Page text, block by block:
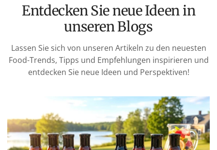
r
e
P
r
e
Entdecken Sie neue Ideen in
unseren Blogs
Lassen Sie sich von unseren Artikeln zu den neuesten
Food-Trends, Tipps und Empfehlungen inspirieren und
entdecken Sie neue Ideen und Perspektiven!